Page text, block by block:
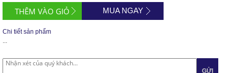
MUA NGAY
Chi tiết sản phẩm
...
GỬI